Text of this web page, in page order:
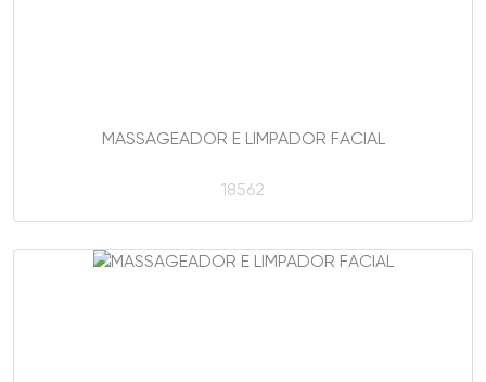
MASSAGEADOR E LIMPADOR FACIAL
18562